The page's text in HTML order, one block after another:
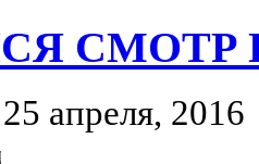
апреля, 2016